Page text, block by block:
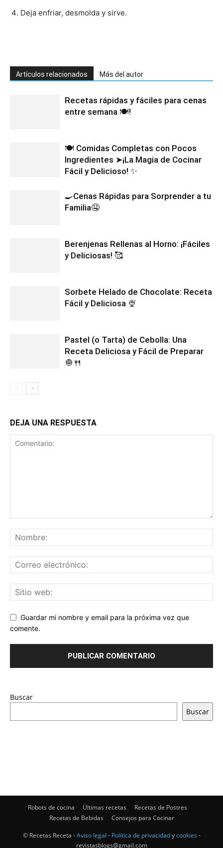
Deja enfriar, desmolda y sirve.
Artículos relacionados Más del autor
Recetas rápidas y fáciles para cenas
entre semana 🍽️!
🍽️ Comidas Completas con Pocos
Ingredientes ➤¡La Magia de Cocinar
Fácil y Delicioso! ✨
🍳Cenas Rápidas para Sorprender a tu
Familia🤤
Berenjenas Rellenas al Horno: ¡Fáciles
y Deliciosas! 🥰
Sorbete Helado de Chocolate: Receta
Fácil y Deliciosa 🍨
Pastel (o Tarta) de Cebolla: Una
Receta Deliciosa y Fácil de Preparar
🧅🍴
DEJA UNA RESPUESTA
Guardar mi nombre y email para la próxima vez que
comente.
Buscar
Buscar
Robots de cocina Últimas recetas
Recetas de Postres
Recetas de Bebidas
Consejos para Cocinar
© Recetas Receta -Aviso legal - Política de privacidadycookies -
revistasblogs@gmail.com